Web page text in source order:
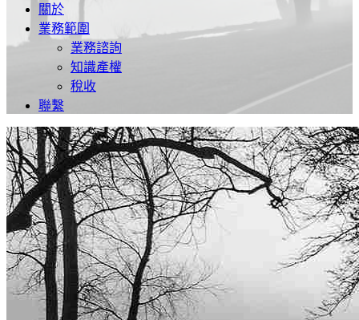
利亞的專利律師事務所, 尼日利
亞的知識產權律師事務所,
關於
業務範圍
業務諮詢
知識產權
稅收
聯繫